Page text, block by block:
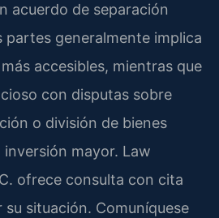
acuerdo de separación
generalmente implica
accesibles, mientras que
con disputas sobre
o división de bienes
mayor. Law
ofrece consulta con cita
su situación. Comuníquese